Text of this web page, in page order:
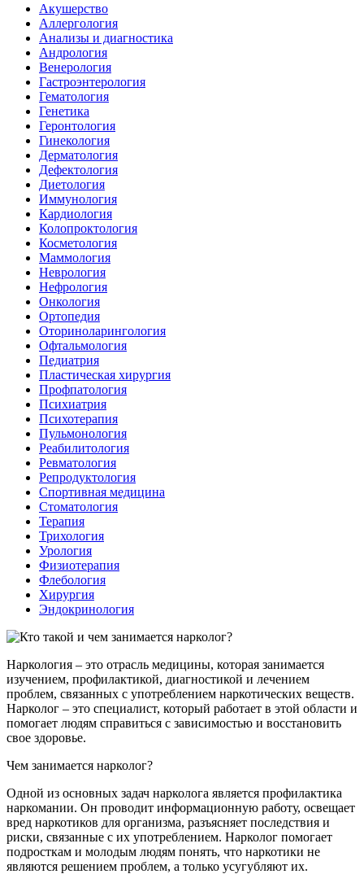
Акушерство
Аллергология
Анализы и диагностика
Андрология
Венерология
Гастроэнтерология
Гематология
Генетика
Геронтология
Гинекология
Дерматология
Дефектология
Диетология
Иммунология
Кардиология
Колопроктология
Косметология
Маммология
Неврология
Нефрология
Онкология
Ортопедия
Оториноларингология
Офтальмология
Педиатрия
Пластическая хирургия
Профпатология
Психиатрия
Психотерапия
Пульмонология
Реабилитология
Ревматология
Репродуктология
Спортивная медицина
Стоматология
Терапия
Трихология
Урология
Физиотерапия
Флебология
Хирургия
Эндокринология
Наркология – это отрасль медицины, которая занимается
изучением, профилактикой, диагностикой и лечением
проблем, связанных с употреблением наркотических веществ.
Нарколог – это специалист, который работает в этой области и
помогает людям справиться с зависимостью и восстановить
свое здоровье.
Чем занимается нарколог?
Одной из основных задач нарколога является профилактика
наркомании. Он проводит информационную работу, освещает
вред наркотиков для организма, разъясняет последствия и
риски, связанные с их употреблением. Нарколог помогает
подросткам и молодым людям понять, что наркотики не
являются решением проблем, а только усугубляют их.